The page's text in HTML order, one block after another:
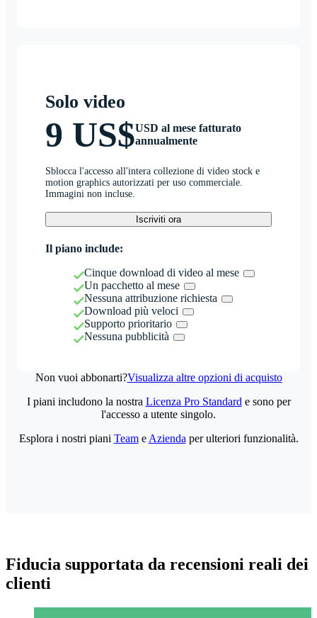
Solo video
9 US$USD al mese fatturato
annualmente
Sblocca l'accesso all'intera collezione di video stock e
motion graphics autorizzati per uso commerciale.
Immagini non incluse.
Iscriviti ora
Il piano include:
Cinque download di video al mese
Un pacchetto al mese
Nessuna attribuzione richiesta
Download più veloci
Supporto prioritario
Nessuna pubblicità
Non vuoi abbonarti?Visualizza altre opzioni di acquisto
I piani includono la nostra Licenza Pro Standard e sono per
l'accesso a utente singolo.
Esplora i nostri piani Teame Azienda per ulteriori funzionalità.
Fiducia supportata da recensioni reali dei
clienti